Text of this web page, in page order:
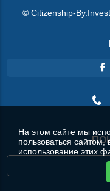
© Citizenship-
На этом сайте мы
пользоваться сайтом,
использование этих